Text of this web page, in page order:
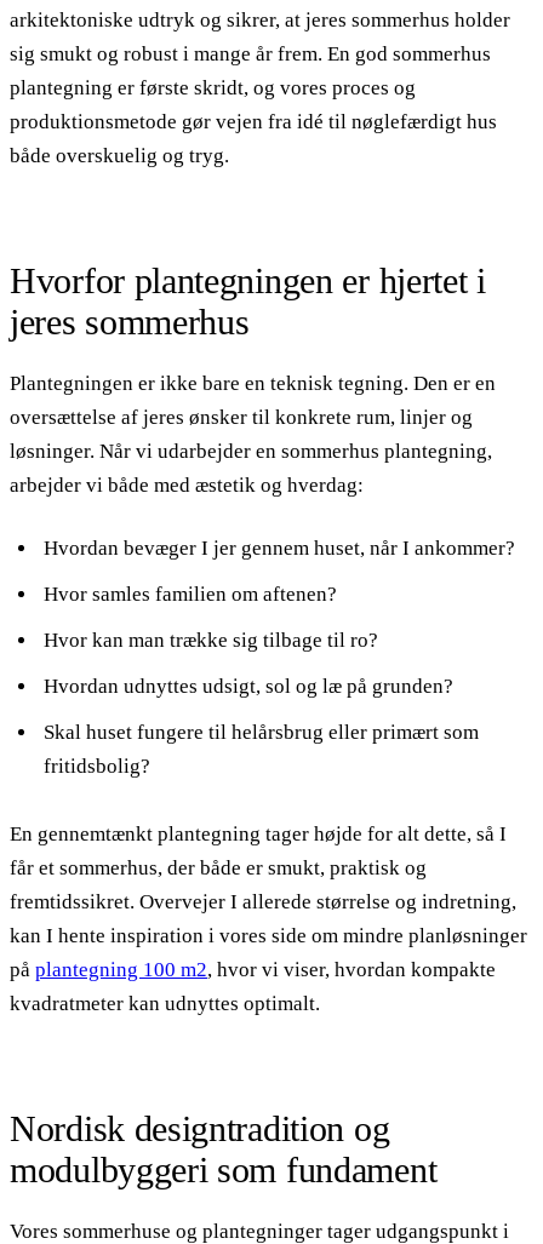
arkitektoniske udtryk og sikrer, at jeres sommerhus holder
sig smukt og robust i mange år frem. En god sommerhus
plantegning er første skridt, og vores proces og
produktionsmetode gør vejen fra idé til nøglefærdigt hus
både overskuelig og tryg.
Hvorfor plantegningen er hjertet i
jeres sommerhus
Plantegningen er ikke bare en teknisk tegning. Den er en
oversættelse af jeres ønsker til konkrete rum, linjer og
løsninger. Når vi udarbejder en sommerhus plantegning,
arbejder vi både med æstetik og hverdag:
Hvordan bevæger I jer gennem huset, når I ankommer?
Hvor samles familien om aftenen?
Hvor kan man trække sig tilbage til ro?
Hvordan udnyttes udsigt, sol og læ på grunden?
Skal huset fungere til helårsbrug eller primært som
fritidsbolig?
En gennemtænkt plantegning tager højde for alt dette, så I
får et sommerhus, der både er smukt, praktisk og
fremtidssikret. Overvejer I allerede størrelse og indretning,
kan I hente inspiration i vores side om mindre planløsninger
på plantegning 100 m2, hvor vi viser, hvordan kompakte
kvadratmeter kan udnyttes optimalt.
Nordisk designtradition og
modulbyggeri som fundament
Vores sommerhuse og plantegninger tager udgangspunkt i